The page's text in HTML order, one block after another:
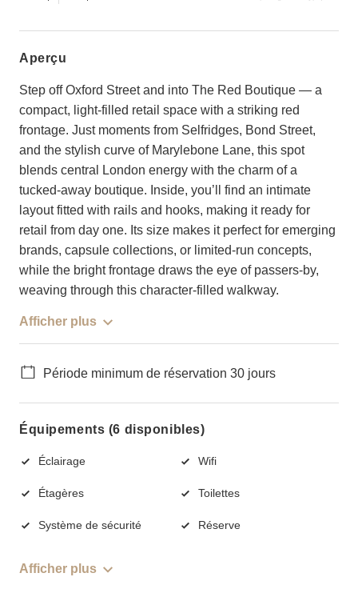
aperçu
Step off Oxford Street and into The Red Boutique — a
compact, light-filled retail space with a striking red
frontage. Just moments from Selfridges, Bond Street,
and the stylish curve of Marylebone Lane, this spot
blends central London energy with the charm of a
tucked-away boutique. Inside, you’ll find an intimate
layout fitted with rails and hooks, making it ready for
retail from day one. Its size makes it perfect for emerging
brands, capsule collections, or limited-run concepts,
while the bright frontage draws the eye of passers-by,
weaving through this character-filled walkway.
Afficher plus
Période minimum de réservation 30 jours
Équipements (6 disponibles)
Éclairage Wifi
Étagères Toilettes
Système de sécurité Réserve
Afficher plus